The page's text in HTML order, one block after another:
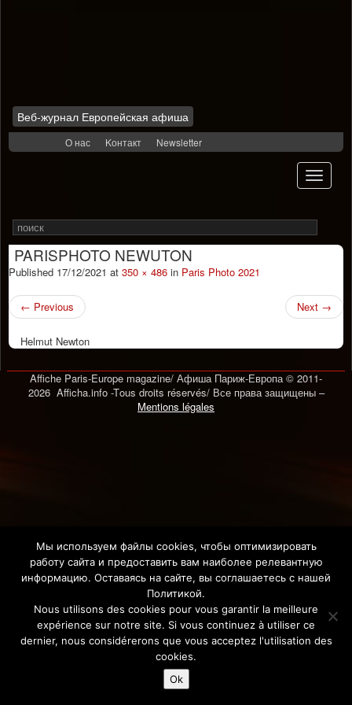
Веб-журнал Европейская афиша
О нас Kонтакт Newsletter
Toggle
Search
for
PARISPHOTO NEWUTON
Published 17/12/2021 at 350 × 486 in Paris Photo 2021
← Previous Next →
Helmut Newton
Affiche Paris-Europe magazine/ Афиша Париж-Европа © 2011-
2026 Afficha.info -Tous droits réservés/ Все права защищены –
Mentions légales
Мы используем файлы cookies, чтобы оптимизировать
работу сайта и предоставить вам наиболее релевантную
информацию. Оставаясь на сайте, вы соглашаетесь с нашей
Политикой.
Nous utilisons des cookies pour vous garantir la meilleure
expérience sur notre site. Si vous continuez à utiliser ce
dernier, nous considérerons que vous acceptez l'utilisation des
cookies.
Ok